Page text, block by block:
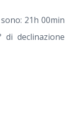
21h 00min
di declinazione